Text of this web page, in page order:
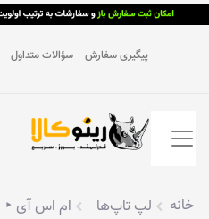
پیگیری سفارش سؤالات متداول
خانه لپ تاپ‌ها
ام اس آی ‣ MSI